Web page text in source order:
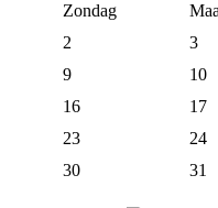
Zondag
2
3
9
10
16
17
23
24
30 31